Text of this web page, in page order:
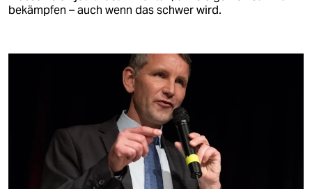
bekämpfen – auch wenn das schwer wird.